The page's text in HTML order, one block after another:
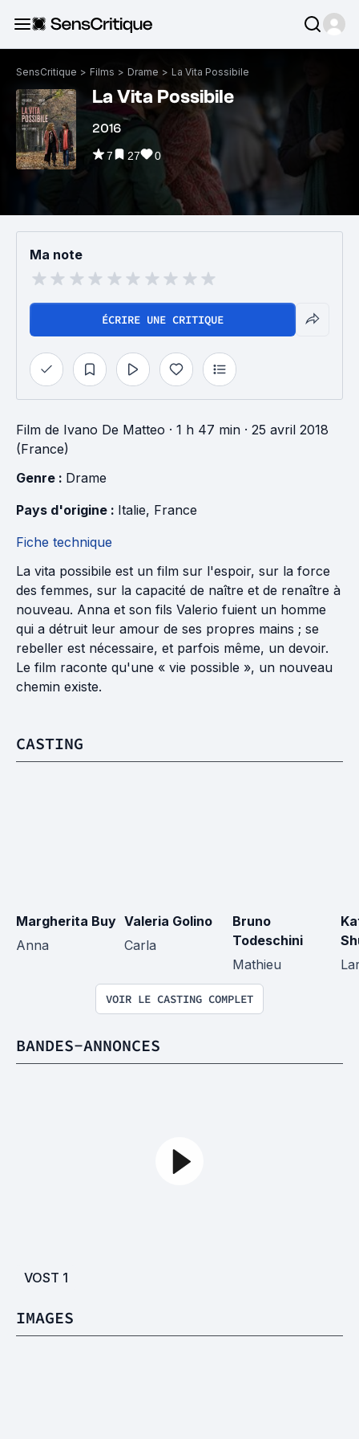
SensCritique > Films > Drame > La Vita Possibile
La Vita Possibile
2016
7 27 0
Ma note
ÉCRIRE UNE CRITIQUE
Film de Ivano De Matteo · 1 h 47 min · 25 avril 2018
(France)
Genre : Drame
Pays d'origine : Italie, France
Fiche technique
La vita possibile est un film sur l'espoir, sur la force
des femmes, sur la capacité de naître et de renaître à
nouveau. Anna et son fils Valerio fuient un homme
qui a détruit leur amour de ses propres mains ; se
rebeller est nécessaire, et parfois même, un devoir.
Le film raconte qu'une « vie possible », un nouveau
chemin existe.
CASTING
Margherita Buy
Anna
Valeria Golino
Carla
Bruno
Todeschini
Mathieu
VOIR LE CASTING COMPLET
BANDES-ANNONCES
VOST 1
IMAGES